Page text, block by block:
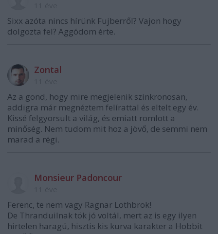
Sixx azóta nincs hírünk Fujberről? Vajon hogy
dolgozta fel? Aggódom érte.
Zontal
Az a gond, hogy mire megjelenik szinkronosan,
addigra már megnéztem felírattal és eltelt egy év.
Kissé felgyorsult a világ, és emiatt romlott a
minőség. Nem tudom mit hoz a jövő, de semmi nem
marad a régi.
Monsieur Padoncour
Ferenc, te nem vagy Ragnar Lothbrok!
De Thranduilnak tök jó voltál, mert az is egy ilyen
hirtelen haragú, hisztis kis kurva karakter a Hobbit